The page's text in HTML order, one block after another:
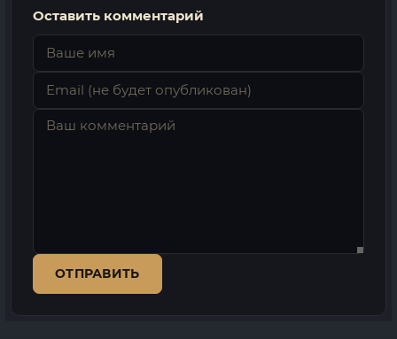
Оставить комментарий
ОТПРАВИТЬ